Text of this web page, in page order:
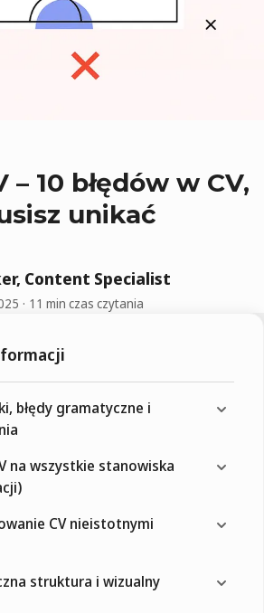
– 10 błędów w CV,
unikać
Content Specialist
11 min czas czytania
błędy gramatyczne i
na wszystkie stanowiska
CV nieistotnymi
struktura i wizualny